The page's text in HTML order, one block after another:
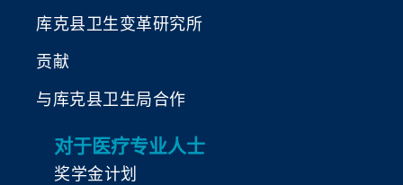
库克县卫生变革研究所
贡献
与库克县卫生局合作
对于医疗专业人士
奖学金计划